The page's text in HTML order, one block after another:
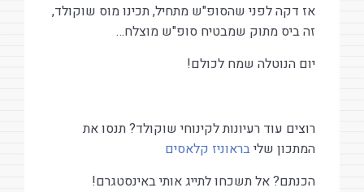
אז דקה לפני שהסופ"ש מתחיל, תכינו מוס שוקולד,
זה ביס מתוק שמבטיח סופ"ש מוצלח…
יום הנוטלה שמח לכולם!
רוצים עוד רעיונות לקינוחי שוקולד? תנסו את
המתכון שליבראוניז קלאסים
הכנתם? אל תשכחו לתייג אותי באינסטגרם!